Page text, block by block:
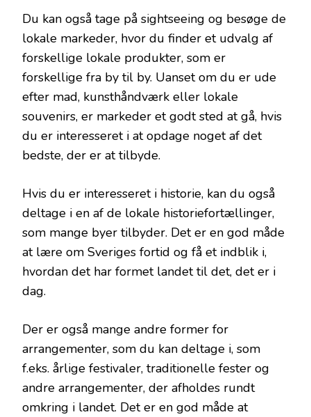
Du kan også tage på sightseeing og besøge de
lokale markeder, hvor du finder et udvalg af
forskellige lokale produkter, som er
forskellige fra by til by. Uanset om du er ude
efter mad, kunsthåndværk eller lokale
souvenirs, er markeder et godt sted at gå, hvis
du er interesseret i at opdage noget af det
bedste, der er at tilbyde.
Hvis du er interesseret i historie, kan du også
deltage i en af de lokale historiefortællinger,
som mange byer tilbyder. Det er en god måde
at lære om Sveriges fortid og få et indblik i,
hvordan det har formet landet til det, det er i
dag.
Der er også mange andre former for
arrangementer, som du kan deltage i, som
f.eks. årlige festivaler, traditionelle fester og
andre arrangementer, der afholdes rundt
omkring i landet. Det er en god måde at